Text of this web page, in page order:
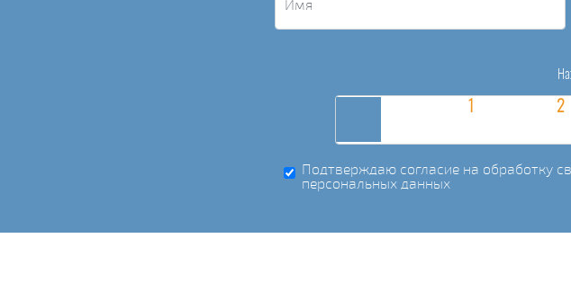
Подтверждаю согласие на обработку
персональных данных